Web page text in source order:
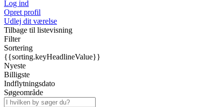
Log ind
Opret profil
Udlej dit værelse
Tilbage til listevisning
Filter
Sortering
{{sorting.keyHeadlineValue}}
Nyeste
Billigste
Indflytningsdato
Søgeområde